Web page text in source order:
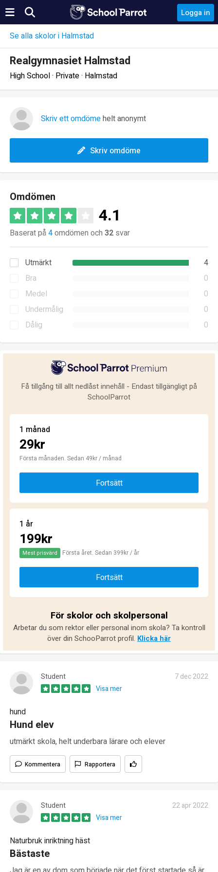
Logga in
Se alla skolor i Halmstad
Realgymnasiet Halmstad
High School · Private · Halmstad
Skriv ett omdömehelt anonymt
Skriv omdöme
Omdömen
4.1
Baserat på4omdömen och 32 svar
Utmärkt
4
Bra
0
Medel
0
Undermålig
0
Dålig
0
Få tillgång till allt nedlåst innehåll - Endast tillgängligt på
SchoolParrot
1 månad
29kr
Första månaden. Sedan 49kr / månad
Fortsätt
1 år
199kr
Mest prisvärd Första året. Sedan 399kr / år
Fortsätt
För skolor och skolpersonal
Arbetar du som rektor eller personal inom skola? Ta kontroll
över din SchooParrot profil. Klicka här
Student
7 dec 2022
Visa mer
hund
Hund elev
utmärkt skola, helt underbara lärare och elever
Kommentera Rapportera
Student
22 apr 2022
Visa mer
Naturbruk inriktning häst
Bästaste